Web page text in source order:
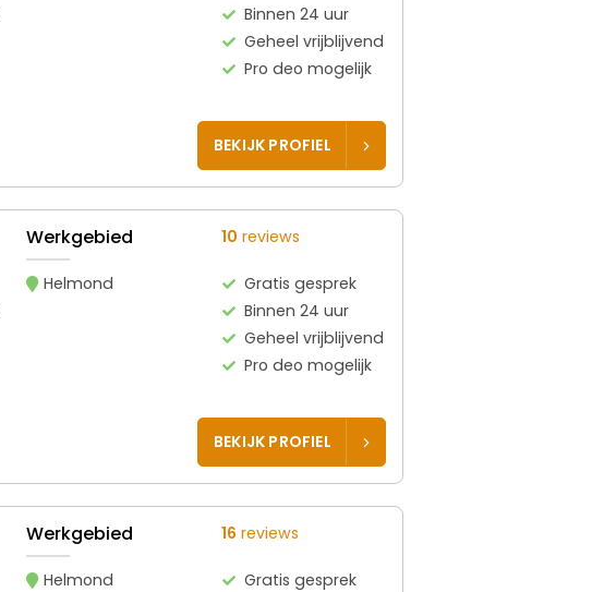
Binnen 24 uur
Geheel vrijblijvend
Pro deo mogelijk
BEKIJK PROFIEL
Werkgebied
Helmond
10 reviews
Gratis gesprek
Binnen 24 uur
Geheel vrijblijvend
Pro deo mogelijk
BEKIJK PROFIEL
Werkgebied
Helmond
16 reviews
Gratis gesprek